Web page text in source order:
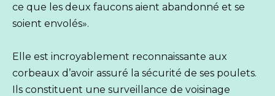
ce que les deux faucons aient abandonné et se
soient envolés».
Elle est incroyablement reconnaissante aux
corbeaux d’avoir assuré la sécurité de ses poulets.
Ils constituent une surveillance de voisinage